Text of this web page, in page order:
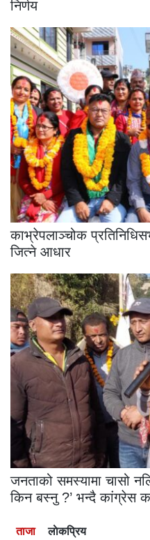
निर्णय
काभ्रेपलाञ्चोक
जित्ने आधार
जनताको समस्यामा चासो
किन बस्नु ?’ भन्दै कांग्रेस
ताजा लाेकप्रिय